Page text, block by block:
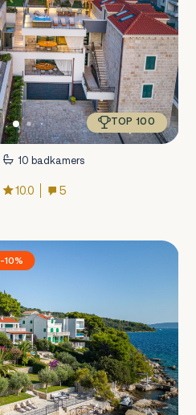
TOP 100
10 badkamers
10.0 5
-10%